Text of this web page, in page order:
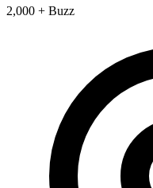
2,000 + Buzz